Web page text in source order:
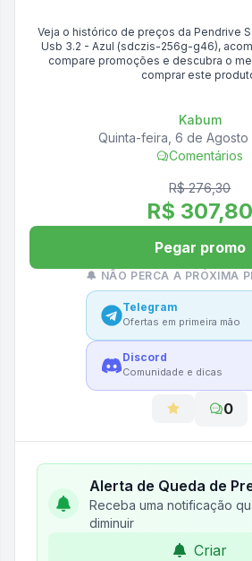
Veja o histórico de preços da Pendrive
Usb 3.2 - Azul (sdczis-256g-g46),
compare promoções e descubra o
comprar este
Kabum
Quinta-feira, 6 de
Comentários
R$ 276,30
R$ 307,80
Pegar promo
🔔 NÃO PERCA A PRÓXIMA
Telegram
Ofertas em primeira mão
Discord
Comunidade e dicas
0
Alerta de Queda de
Receba uma notificação
diminuir
Criar